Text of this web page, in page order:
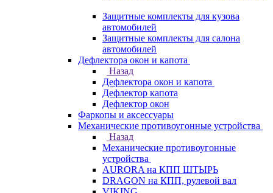
Защитные комплекты для кузова
автомобилей
Защитные комплекты для салона
автомобилей
Дефлектора окон и капота
Назад
Дефлектора окон и капота
Дефлектор капота
Дефлектор окон
Фаркопы и аксессуары
Механические противоугонные устройства
Назад
Механические противоугонные
устройства
AURORA на КПП ШТЫРЬ
DRAGON на КПП, рулевой вал